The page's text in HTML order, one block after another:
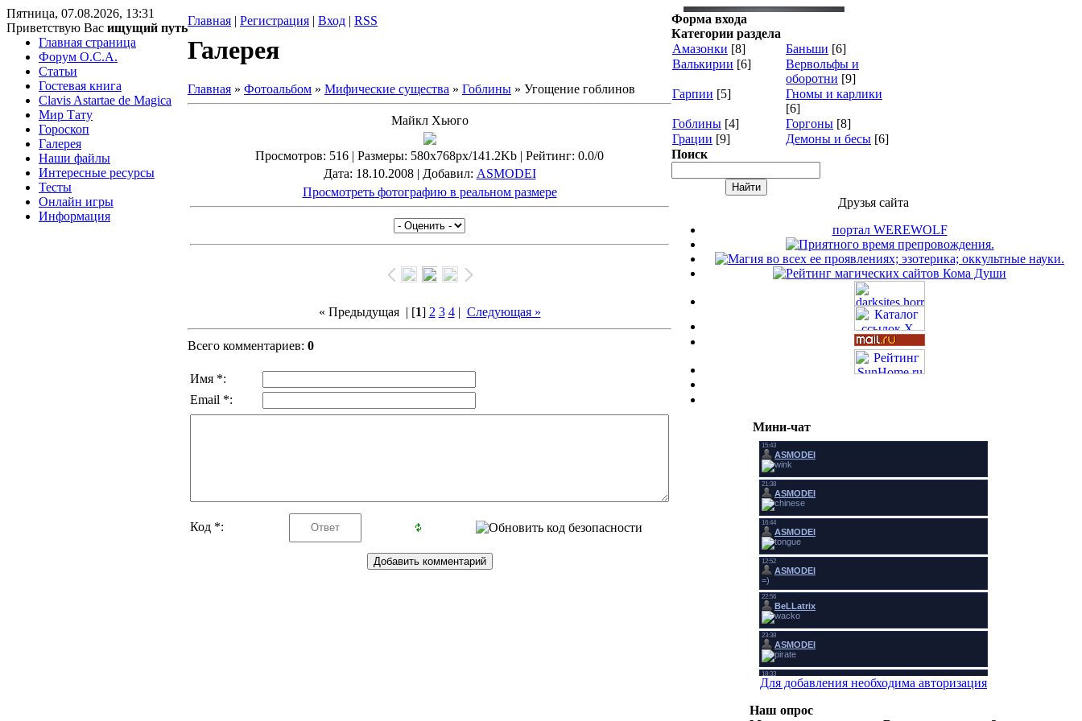
Пятница, 07.08.2026, 13:31
Приветствую Вас ищущий путь
Главная | Регистрация | Вход | RSS
Главная страница
Форум O.C.A.
Статьи
Гостевая книга
Clavis Astartae de Magica
Мир Тату
Гороскоп
Галерея
Наши файлы
Интересные ресурсы
Тесты
Онлайн игры
Информация
Галерея
Главная » Фотоальбом » Мифические существа » Гоблины » Угощение гоблинов
Майкл Хьюго
Просмотров: 516 | Размеры: 580x768px/141.2Kb | Рейтинг: 0.0/0
Дата: 18.10.2008 | Добавил: ASMODEI
Просмотреть фотографию в реальном размере
« Предыдущая| [1] 2 3 4| Следующая »
Всего комментариев: 0
Имя *:
Email *:
Код *:
Форма входа
Категории раздела
Амазонки [8] Баньши [6]
Валькирии [6]
Вервольфы и
оборотни [9]
Гарпии [5]
Гномы и карлики
[6]
Гоблины [4] Горгоны [8]
Грации [9] Демоны и бесы [6]
Поиск
Друзья сайта
портал WEREWOLF
Мини-чат
Для добавления необходима авторизация
Наш опрос